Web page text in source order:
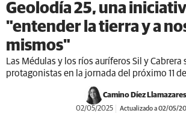
Geolodía 25, una
"entender la tierra y a
mismos"
Las Médulas y los ríos auríferos Sil y Cabrera
protagonistas en la jornada del próximo 11
Camino Díez Llamazares
02/05/2025 Actualizado a 02/05/